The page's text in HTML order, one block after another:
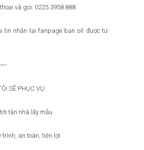
và gọi: 0225.3958.888
tin nhắn tại fanpage bạn sẽ được tư
SẼ PHỤC VỤ:
tận nhà lấy mẫu
trình, an toàn, tiện lợi